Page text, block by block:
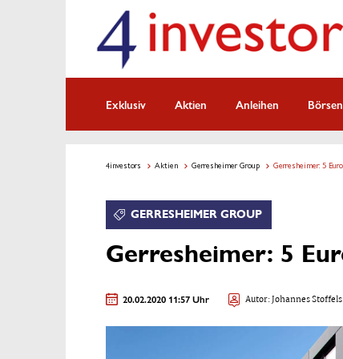
Exklusiv Aktien Anleihen
4investors Aktien Gerresheimer Group Gerresheimer: 5
GERRESHEIMER GROUP
Gerresheimer: 5
20.02.2020 11:57 Uhr Autor:Johannes Stoffels